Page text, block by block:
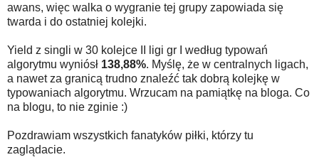
awans, więc walka o wygranie tej grupy zapowiada się
twarda i do ostatniej kolejki.
Yield z singli w 30 kolejce II ligi gr I według typowań
algorytmu wyniósł 138,88%. Myślę, że w centralnych ligach,
a nawet za granicą trudno znaleźć tak dobrą kolejkę w
typowaniach algorytmu. Wrzucam na pamiątkę na bloga. Co
na blogu, to nie zginie :)
Pozdrawiam wszystkich fanatyków piłki, którzy tu
zaglądacie.